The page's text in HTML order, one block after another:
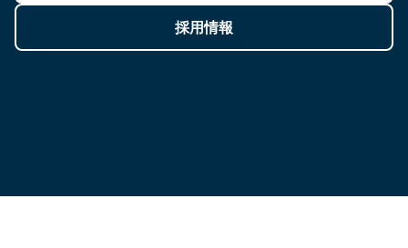
採用情報